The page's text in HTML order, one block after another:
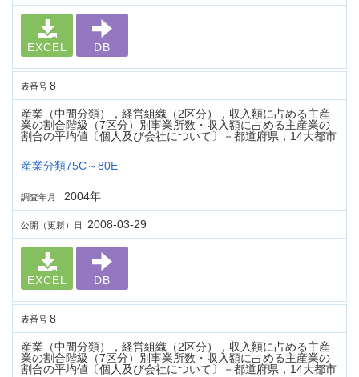
EXCEL DB
表番号 8
産業（中間分類），経営組織（2区分），収入額に占める主産
業の割合階級（7区分）別事業所数・収入額に占める主産業の
割合の平均値〔個人及び会社について〕－都道府県，14大都市
産業分類75C～80E
調査年月 2004年
公開（更新）日 2008-03-29
EXCEL DB
表番号 8
産業（中間分類），経営組織（2区分），収入額に占める主産
業の割合階級（7区分）別事業所数・収入額に占める主産業の
割合の平均値〔個人及び会社について〕－都道府県，14大都市